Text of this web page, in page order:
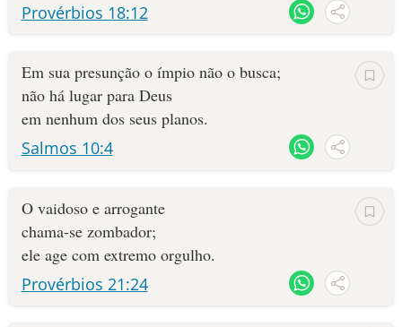
Provérbios 18:12
Em sua presunção o ímpio não o busca;
não há lugar para Deus
em nenhum dos seus planos.
Salmos 10:4
O vaidoso e arrogante
chama-se zombador;
ele age com extremo orgulho.
Provérbios 21:24